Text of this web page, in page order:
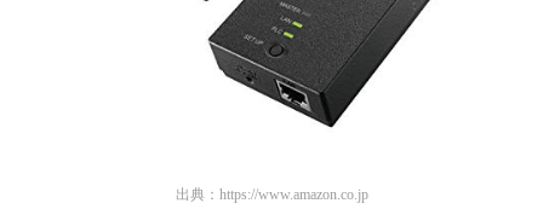
出典： https://www.amazon.co.jp